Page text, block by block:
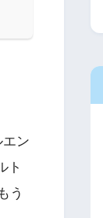
ン
ト
う